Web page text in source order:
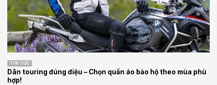
TIN TỨC
Dân touring đúng điệu – Chọn quần áo bảo hộ theo mùa phù
hợp!